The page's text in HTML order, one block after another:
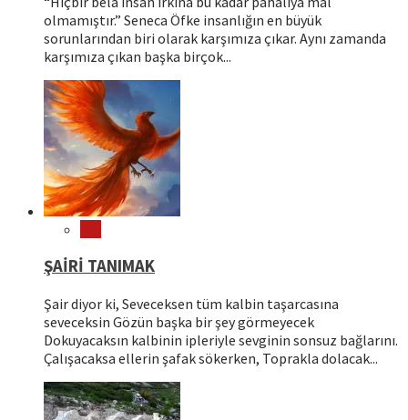
olmamıştır.” Seneca Öfke insanlığın en büyük
sorunlarından biri olarak karşımıza çıkar. Aynı zamanda
karşımıza çıkan başka birçok...
ŞAİRİ TANIMAK
Şair diyor ki, Seveceksen tüm kalbin taşarcasına
seveceksin Gözün başka bir şey görmeyecek
Dokuyacaksın kalbinin ipleriyle sevginin sonsuz bağlarını.
Çalışacaksa ellerin şafak sökerken, Toprakla dolacak...